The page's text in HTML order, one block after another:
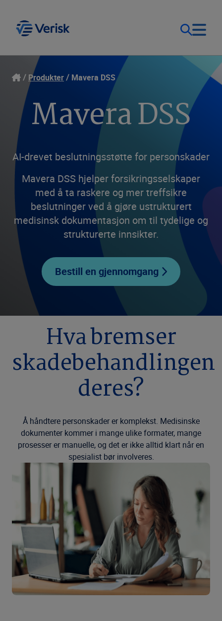
Løsninger
Ressurser
Bedrift
Kontakt
Logg inn
Produkter Mavera DSS
Mavera DSS
AI-drevet beslutningsstøtte for personskader
Mavera DSS hjelper forsikringsselskaper
med å ta raskere og mer treffsikre
beslutninger ved å gjøre ustrukturert
medisinsk dokumentasjon om til tydelige og
strukturerte innsikter.
Bestill en gjennomgang
Hva bremser
skadebehandlingen
deres?
Å håndtere personskader er komplekst. Medisinske
dokumenter kommer i mange ulike formater, mange
prosesser er manuelle, og det er ikke alltid klart når en
spesialist bør involveres.